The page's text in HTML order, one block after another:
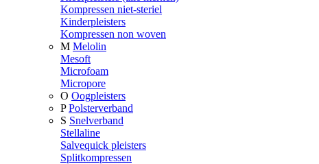
Kompressen niet-steriel
Kinderpleisters
Kompressen non woven
M Melolin
Mesoft
Microfoam
Micropore
O Oogpleisters
P Polsterverband
S Snelverband
Stellaline
Salvequick pleisters
Splitkompressen